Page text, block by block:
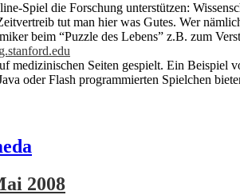
Spiel die Forschung unterstützen:
tut man hier was Gutes. Wer
beim “Puzzle des Lebens” z.B. zum
medizinischen Seiten gespielt. Ein Beispiel
oder Flash programmierten Spielchen
2008